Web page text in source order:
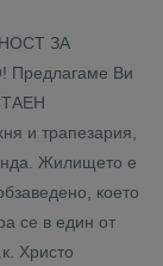
ЗА
Ви
и трапезария,
Жилището е
което
се в един от
Христо